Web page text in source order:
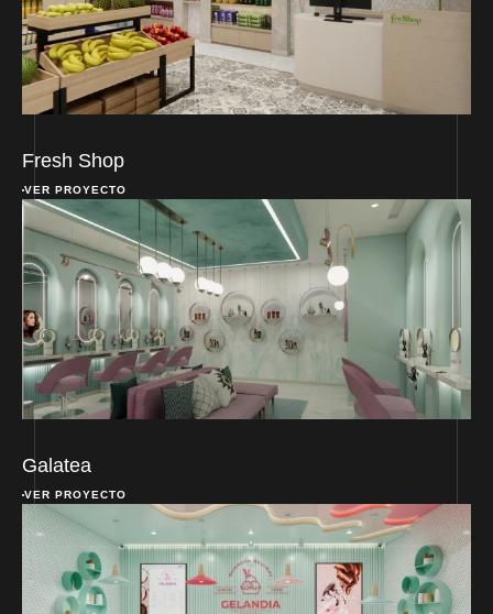
Fresh Shop
VER PROYECTO
Galatea
VER PROYECTO